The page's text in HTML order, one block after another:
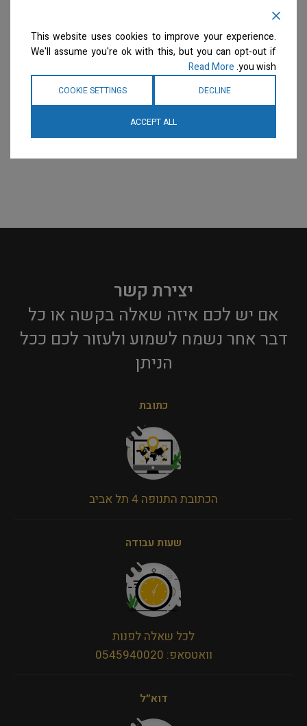
מייבשי שיער
המחיר ייחשף רק לבעלי
מספרות רשומיםצרו קשר
למידע נוסף
המחיר ייחשף רק לבעלי
מספרות רשומיםצרו קשר
למידע נוסף
יצירת קשר
אם יש לכם איזה שאלה בקשה או כל
דבר אחר נשמח לשמוע ולעזור לכם ככל
הניתן​
כתובת
הכתובת התנופה 4 תל אביב
שעות עבודה
לכל שאלה לפנות
וואטסאפ: 0545940020
דוא״ל
This website uses cookies to improve your experience.
We'll assume you're ok with this, but you can opt-out if
you wish.
Read More
DECLINE
COOKIE SETTINGS
ACCEPT ALL